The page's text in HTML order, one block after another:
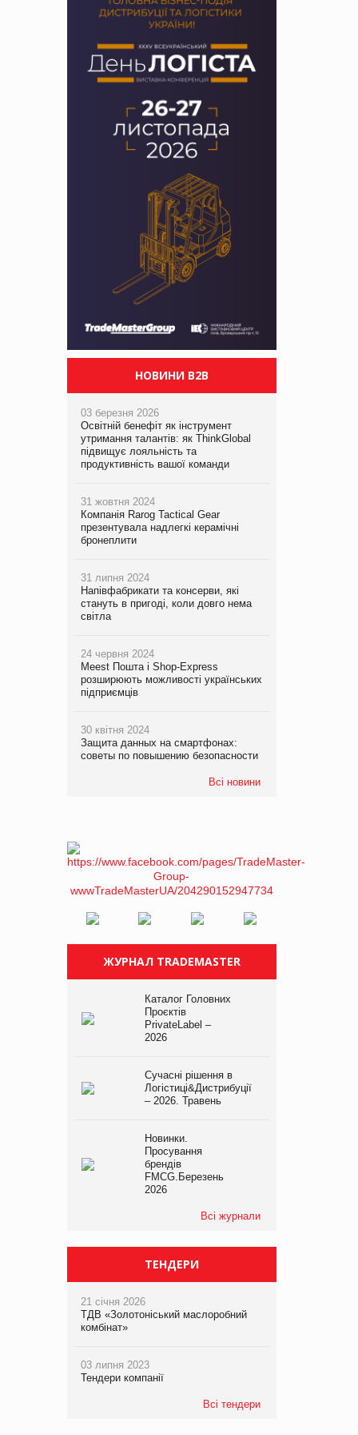
НОВИНИ B2B
03 березня 2026
Освітній бенефіт як інструмент
утримання талантів: як ThinkGlobal
підвищує лояльність та
продуктивність вашої команди
31 жовтня 2024
Компанія Rarog Tactical Gear
презентувала надлегкі керамічні
бронеплити
31 липня 2024
Напівфабрикати та консерви, які
стануть в пригоді, коли довго нема
світла
24 червня 2024
Meest Пошта і Shop-Express
розширюють можливості українських
підприємців
30 квітня 2024
Защита данных на смартфонах:
советы по повышению безопасности
Всі новини
ЖУРНАЛ TRADEMASTER
Каталог Головних
Проєктів
PrivateLabel –
2026
Сучасні рішення в
Логістиці&Дистрибуції
– 2026. Травень
Новинки.
Просування
брендів
FMCG.Березень
2026
Всі журнали
ТЕНДЕРИ
21 січня 2026
ТДВ «Золотоніський маслоробний
комбінат»
03 липня 2023
Тендери компанії
Всі тендери